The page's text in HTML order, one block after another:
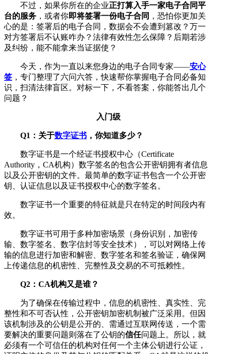
不过，如果你所在的企业正打算入手一家电子合同平
台的服务 ，或者你即将签署一份电子合同 ，恐怕你更加关
心的是：签署后的电子合同，数据会不会遭到篡改？万一
对方签署后不认账咋办？法律有效性怎么保障？后期若涉
及纠纷，能不能拿来当证据使？
今天，作为一直以来您身边的电子合同专家——安心
签 ，专门整理了六问六答，快速帮你掌握电子合同必备知
识，扫清法律盲区。对标一下，不看答案，你能答出几个
问题？
入门级
Q1：关于数字证书 ，你知道多少？
数字证书是一个经证书授权中心（Certificate
Authority，CA机构）数字签名的包含公开密钥拥有者信息
以及公开密钥的文件。最简单的数字证书包含一个公开密
钥、认证信息以及证书授权中心的数字签名。
数字证书一个重要的特征就是只在特定的时间段内有
效。
数字证书可用于多种加密场景（身份识别，加密传
输、数字签名、数字信封等安全技术），可以对网络上传
输的信息进行加密和解密、数字签名和签名验证，确保网
上传递信息的机密性、完整性及交易的不可抵赖性。
Q2：CA机构又是谁？
为了确保在传输过程中，信息的机密性、真实性、完
整性和不可否认性，公开密钥加密机制被广泛采用。但因
该机制涉及的公钥是公开的、需通过互联网传送，一个需
要解决的重要问题则落在了公钥的信任问题上。所以，就
必须有一个可信任的机构对任何一个主体公钥进行公证，